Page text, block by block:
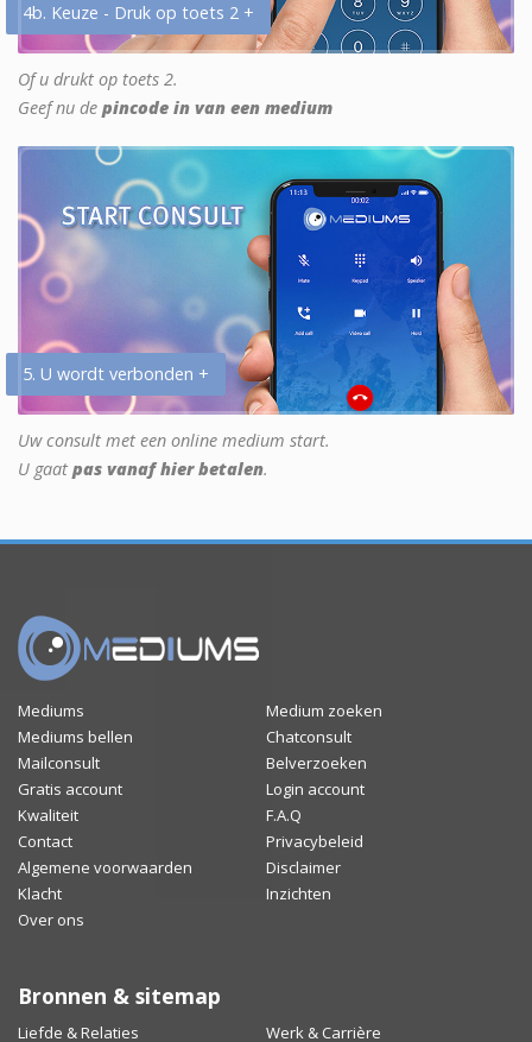
4b. Keuze - Druk op toets 2 +
Of u drukt op toets 2.
Geef nu de pincode in van een medium
5. U wordt verbonden +
Uw consult met een online medium start.
U gaat pas vanaf hier betalen.
Mediums
Medium zoeken
Mediums bellen
Chatconsult
Mailconsult
Belverzoeken
Gratis account
Login account
Kwaliteit
F.A.Q
Contact
Privacybeleid
Algemene voorwaarden
Disclaimer
Klacht
Inzichten
Over ons
Bronnen & sitemap
Liefde & Relaties Werk & Carrière